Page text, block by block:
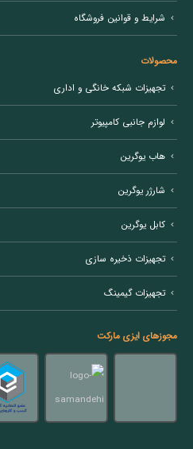
شرایط و قوانین فروشگاه
محصولات
تجهیزات شبکه خانگی و اداری
لوازم جانبی کامپیوتر
هاب یوگرین
شارژر یوگرین
کابل یوگرین
تجهیزات ذخیره سازی
تجهیزات گیمینگ
مجوزهای ایزی مارکت